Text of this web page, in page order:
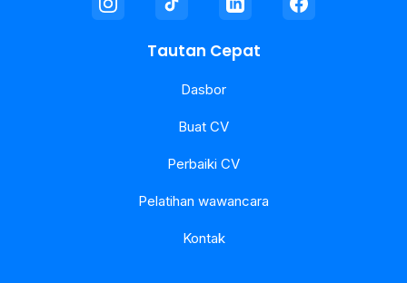
Tautan Cepat
Dasbor
Buat CV
Perbaiki CV
Pelatihan wawancara
Kontak